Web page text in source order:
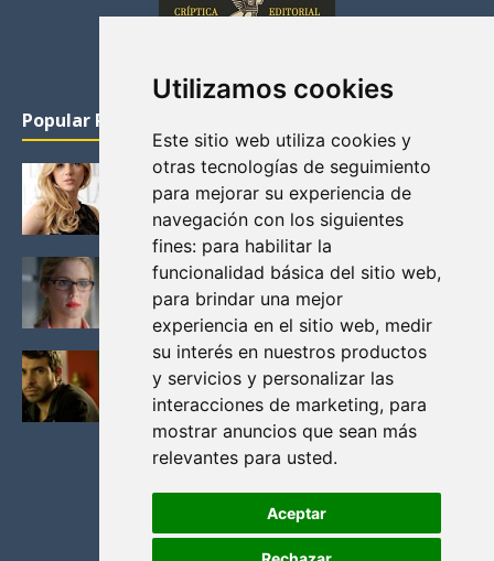
Utilizamos cookies
Este sitio web utiliza cookies y
otras tecnologías de seguimiento
para mejorar su experiencia de
navegación con los siguientes
fines: para habilitar la
funcionalidad básica del sitio web,
para brindar una mejor
experiencia en el sitio web, medir
su interés en nuestros productos
y servicios y personalizar las
interacciones de marketing, para
mostrar anuncios que sean más
relevantes para usted.
Aceptar
Popular Posts
KATHERYN WINNICK: LA ACTRIZ MAS GUAPA DE
VIKINGOS
Junio 14, 2013
FELICITY (EMILY BETT RICKARDS), LAS FOTOS
MAS BONITAS DE LA ALIADA DE ARROW
Noviembre 30, 2013
BLACK MIRROR: TODA TU HISTORIA. EPISODIO 3.
LA CRITICA
Mayo 17, 2012